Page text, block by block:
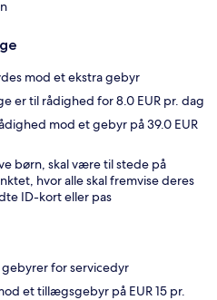
mod et ekstra gebyr
er til rådighed for 8.0 EUR pr. dag
mod et gebyr på 39.0 EUR
børn, skal være til stede på
hvor alle skal fremvise deres
ID-kort eller pas
for servicedyr
et tillægsgebyr på EUR 15 pr.